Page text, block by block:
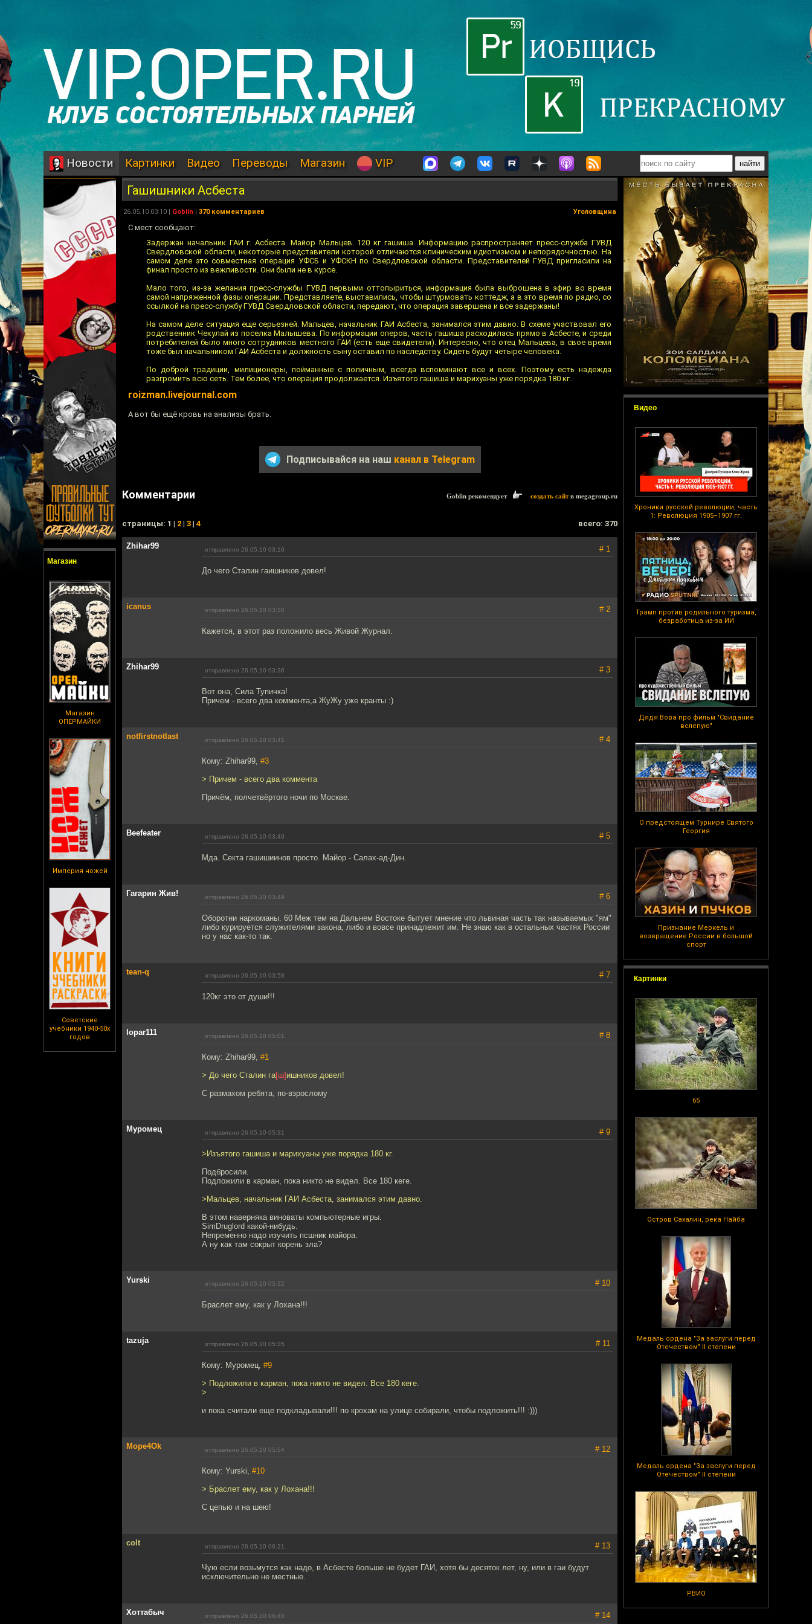
Новости Картинки Видео Переводы Магазин VIP
Магазин
Магазин
ОПЕРМАЙКИ
Империя ножей
Советские
учебники 1940-50х
годов
Видео
Хроники русской революции, часть
1: Революция 1905–1907 гг.
Трамп против родильного туризма,
безработица из-за ИИ
Дядя Вова про фильм "Свидание
вслепую"
О предстоящем Турнире Святого
Георгия
Признание Меркель и
возвращение России в большой
спорт
Картинки
65
Остров Сахалин, река Найба
Медаль ордена "За заслуги перед
Отечеством" II степени
Медаль ордена "За заслуги перед
Отечеством" II степени
РВИО
Гашишники Асбеста
26.05.10 03:10 | Goblin | 370 комментариев Уголовщина
С мест сообщают:
Задержан начальник ГАИ г. Асбеста. Майор Мальцев. 120 кг гашиша. Информацию распространяет пресс-служба ГУВД
Свердловской области, некоторые представители которой отличаются клиническим идиотизмом и непорядочностью. На
самом деле это совместная операция УФСБ и УФСКН по Свердловской области. Представителей ГУВД пригласили на
финал просто из вежливости. Они были не в курсе.
Мало того, из-за желания пресс-службы ГУВД первыми оттопыриться, информация была выброшена в эфир во время
самой напряженной фазы операции. Представляете, выставились, чтобы штурмовать коттедж, а в это время по радио, со
ссылкой на пресс-службу ГУВД Свердловской области, передают, что операция завершена и все задержаны!
На самом деле ситуация еще серьезней. Мальцев, начальник ГАИ Асбеста, занимался этим давно. В схеме участвовал его
родственник Чекулай из поселка Малышева. По информации оперов, часть гашиша расходилась прямо в Асбесте, и среди
потребителей было много сотрудников местного ГАИ (есть еще свидетели). Интересно, что отец Мальцева, в свое время
тоже был начальником ГАИ Асбеста и должность сыну оставил по наследству. Сидеть будут четыре человека.
По доброй традиции, милиционеры, пойманные с поличным, всегда вспоминают все и всех. Поэтому есть надежда
разгромить всю сеть. Тем более, что операция продолжается. Изъятого гашиша и марихуаны уже порядка 180 кг.
roizman.livejournal.com
А вот бы ещё кровь на анализы брать.
Подписывайся на наш канал в Telegram
Комментарии Goblin рекомендует создать сайтв megagroup.ru
cтраницы: 1 | 2 | 3 | 4 всего: 370
Zhihar99 отправлено 26.05.10 03:16 # 1
До чего Сталин гаишников довел!
icanus отправлено 26.05.10 03:30 # 2
Кажется, в этот раз положило весь Живой Журнал.
Zhihar99 отправлено 26.05.10 03:36 # 3
Вот она, Сила Тупичка!
Причем - всего два коммента,а ЖуЖу уже кранты :)
notfirstnotlast отправлено 26.05.10 03:41 # 4
Кому: Zhihar99, #3
> Причем - всего два коммента
Причём, полчетвёртого ночи по Москве.
Beefeater отправлено 26.05.10 03:49 # 5
Мда. Секта гашишиинов просто. Майор - Салах-ад-Дин.
Гагарин Жив! отправлено 26.05.10 03:49 # 6
Оборотни наркоманы. 60 Меж тем на Дальнем Востоке бытует мнение что львиная часть так называемых "ям"
либо курируется служителями закона, либо и вовсе принадлежит им. Не знаю как в остальных частях России
но у нас как-то так.
tean-q отправлено 26.05.10 03:58 # 7
120кг это от души!!!
lopar111 отправлено 26.05.10 05:01 # 8
Кому: Zhihar99, #1
> До чего Сталин га[ш] ишников довел!
C размахом ребята, по-взрослому
Муромец отправлено 26.05.10 05:31 # 9
>Изъятого гашиша и марихуаны уже порядка 180 кг.
Подбросили.
Подложили в карман, пока никто не видел. Все 180 кеге.
>Мальцев, начальник ГАИ Асбеста, занимался этим давно.
В этом наверняка виноваты компьютерные игры.
SimDruglord какой-нибудь.
Непременно надо изучить псшник майора.
А ну как там сокрыт корень зла?
Yurski отправлено 26.05.10 05:32 # 10
Браслет ему, как у Лохана!!!
tazuja отправлено 26.05.10 05:35 # 11
Кому: Муромец, #9
> Подложили в карман, пока никто не видел. Все 180 кеге.
>
и пока считали еще подкладывали!!! по крохам на улице собирали, чтобы подложить!!! :)))
Mope4Ok отправлено 26.05.10 05:54 # 12
Кому: Yurski, #10
> Браслет ему, как у Лохана!!!
С цепью и на шею!
colt отправлено 26.05.10 06:21 # 13
Чую если возьмутся как надо, в Асбесте больше не будет ГАИ, хотя бы десяток лет, ну, или в гаи будут
исключительно не местные.
Хоттабыч отправлено 26.05.10 06:48 # 14